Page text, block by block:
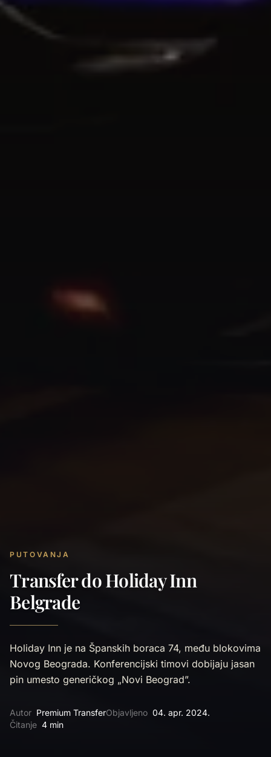
PUTOVANJA
Transfer do Holiday Inn
Belgrade
Holiday Inn je na Španskih boraca 74, među blokovima
Novog Beograda. Konferencijski timovi dobijaju jasan
pin umesto generičkog „Novi Beograd”.
Autor Premium TransferObjavljeno 04. apr. 2024.
Čitanje 4 min